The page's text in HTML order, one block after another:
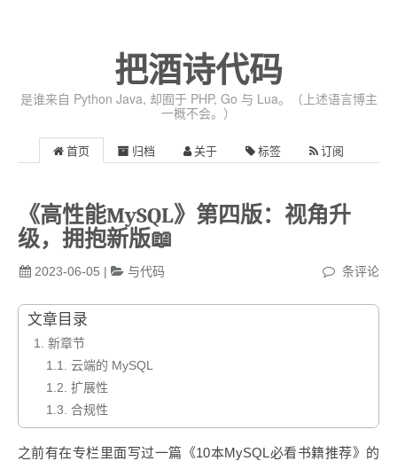
把酒诗代码
是谁来自 Python Java, 却囿于 PHP, Go 与 Lua。（上述语言博主
一概不会。）
首页 归档 关于 标签 订阅
《高性能MySQL》第四版：视角升
级，拥抱新版📖
2023-06-05 | 与代码 条评论
文章目录
1.
新章节
1.1.
云端的 MySQL
1.2. 扩展性
1.3. 合规性
之前有在专栏里面写过一篇《10本MySQL必看书籍推荐》的